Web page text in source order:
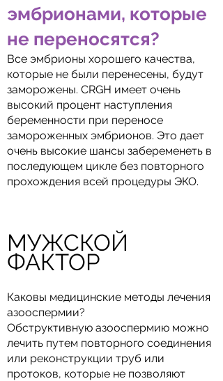
эмбрионами, которые
не переносятся?
Все эмбрионы хорошего качества,
которые не были перенесены, будут
заморожены. CRGH имеет очень
высокий процент наступления
беременности при переносе
замороженных эмбрионов. Это дает
очень высокие шансы забеременеть в
последующем цикле без повторного
прохождения всей процедуры ЭКО.
МУЖСКОЙ
ФАКТОР
Каковы медицинские методы лечения
азооспермии?
Обструктивную азооспермию можно
лечить путем повторного соединения
или реконструкции труб или
протоков, которые не позволяют